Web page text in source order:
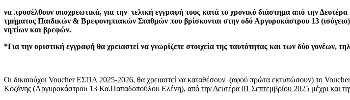
να προσέλθουν υποχρεωτικά, για την τελική εγγραφή τους κατά το χρονικό διάστημα από την
τμήματος Παιδικών & Βρεφονηπιακών Σταθμών που βρίσκονται στην οδό Αργυροκάστρου 13
νηπίων και βρεφών.
*Για την οριστική εγγραφή θα χρειαστεί να γνωρίζετε στοιχεία της ταυτότητας και των δύο γονέων,
Οι δικαιούχοι Voucher ΕΣΠΑ 2025-2026, θα χρειαστεί να καταθέσουν (αφού πρώτα εκτυπώσουν) το
Κοζάνης (Αργυροκάστρου 13 Κα.Παπαδοπούλου Ελένη), από την Δευτέρα 01 Σεπτεμβρίου 2025 μέχρι και